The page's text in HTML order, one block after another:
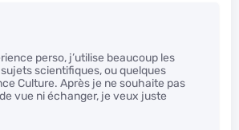
perso, j’utilise beaucoup les
scientifiques, ou quelques
Culture. Après je ne souhaite pas
vue ni échanger, je veux juste